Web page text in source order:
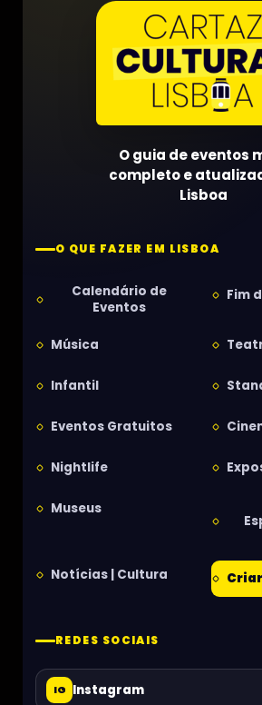
O guia de eventos
completo e
Lisboa
O QUE FAZER EM LISBOA
Calendário de
Eventos
Fim
Música
Infantil
Eventos Gratuitos
Nightlife
Museus
Notícias | Cultura
REDES SOCIAIS
IG Instagram